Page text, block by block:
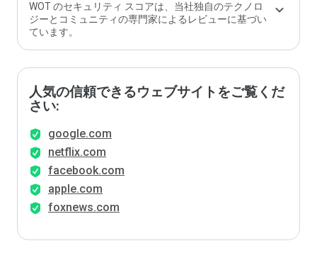
WOT のセキュリティ スコアは、当社独自のテクノロ
ジーとコミュニティの専門家によるレビューに基づい
ています。
人気の信頼できるウェブサイトをご覧くだ
さい:
google.com
netflix.com
facebook.com
apple.com
foxnews.com